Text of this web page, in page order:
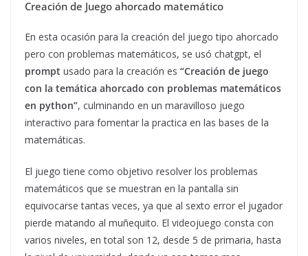
Creación de Juego ahorcado matemático
En esta ocasión para la creación del juego tipo ahorcado
pero con problemas matemáticos, se usó chatgpt, el
prompt usado para la creación es “Creación de juego
con la temática ahorcado con problemas matemáticos
en python”, culminando en un maravilloso juego
interactivo para fomentar la practica en las bases de la
matemáticas.
El juego tiene como objetivo resolver los problemas
matemáticos que se muestran en la pantalla sin
equivocarse tantas veces, ya que al sexto error el jugador
pierde matando al muñequito. El videojuego consta con
varios niveles, en total son 12, desde 5 de primaria, hasta